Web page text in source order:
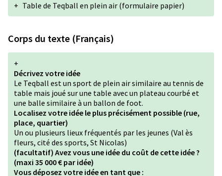
+ Table de Teqball en plein air (formulaire papier)
Corps du texte (Français)
+
Décrivez votre idée
Le Teqball est un sport de plein air similaire au tennis de
table mais joué sur une table avec un plateau courbé et
une balle similaire à un ballon de foot.
Localisez votre idée le plus précisément possible (rue,
place, quartier)
Un ou plusieurs lieux fréquentés par les jeunes (Val ès
fleurs, cité des sports, St Nicolas)
(facultatif) Avez vous une idée du coût de cette idée ?
(maxi 35 000 € par idée)
Vous déposez votre idée en tant que :